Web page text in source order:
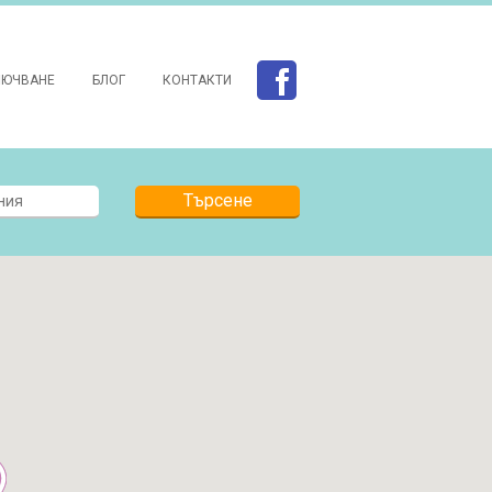
БЛОГ КОНТАКТИ